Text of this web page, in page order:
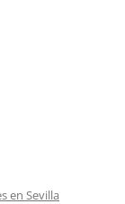
en Sevilla